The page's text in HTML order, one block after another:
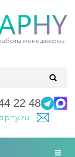
менеджеров:
22 48